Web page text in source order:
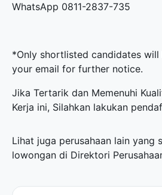
WhatsApp 0811-2837-735
*Only shortlisted candidates
your email for further notice.
Jika Tertarik dan Memenuhi
Kerja ini, Silahkan lakukan
Lihat juga perusahaan lain yang
lowongan di Direktori